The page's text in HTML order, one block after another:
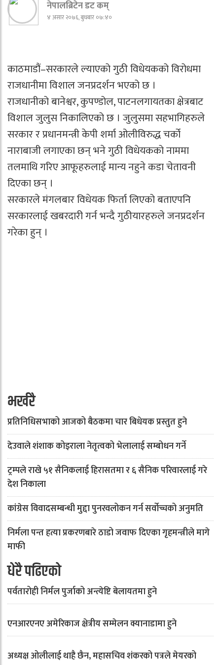
नेपालब्रिटेन डट कम्
४ असार २०७६, बुधबार ०७:४०
काठमाडौं–सरकारले ल्याएको गुठी विधेयकको विरोधमा
राजधानीमा विशाल जनप्रदर्शन भएको छ ।
राजधानीको बानेश्वर, कुपण्डोल, पाटनलगायतका क्षेत्रबाट
विशाल जुलुस निकालिएको छ । जुलुसमा सहभागिहरुले
सरकार र प्रधानमन्त्री केपी शर्मा ओलीविरुद्ध चर्को
नाराबाजी लगाएका छन् भने गुठी विधेयकको नाममा
तलमाथि गरिए आफूहरुलाई मान्य नहुने कडा चेतावनी
दिएका छन् ।
सरकारले मंगलबार विधेयक फिर्ता लिएको बताएपनि
सरकारलाई खबरदारी गर्न भन्दै गुठीयारहरुले जनप्रदर्शन
गरेका हुन् ।
भर्खरै
प्रतिनिधिसभाको आजको बैठकमा चार बिधेयक प्रस्तुत हुने
देउवाले शंशाक कोइराला नेतृत्वको भेलालाई सम्बोधन गर्ने
ट्रम्पले राखे ५१ सैनिकलाई हिरासतमा र ६ सैनिक परिवारलाई गरे
देश निकाला
कांग्रेस विवादसम्बन्धी मुद्दा पुनरवलोकन गर्न सर्वोच्चको अनुमति
निर्मला पन्त हत्या प्रकरणबारे ठाडो जवाफ दिएका गृहमन्त्रीले मागे
माफी
धेरै पढिएको
पर्वतारोही निर्मल पुर्जाको अन्त्येष्टि बेलायतमा हुने
एनआरएनए अमेरिकाज क्षेत्रीय सम्मेलन क्यानाडामा हुने
अध्यक्ष ओलीलाई थाहै छैन, महासचिव शंकरको पत्रले मेयरको